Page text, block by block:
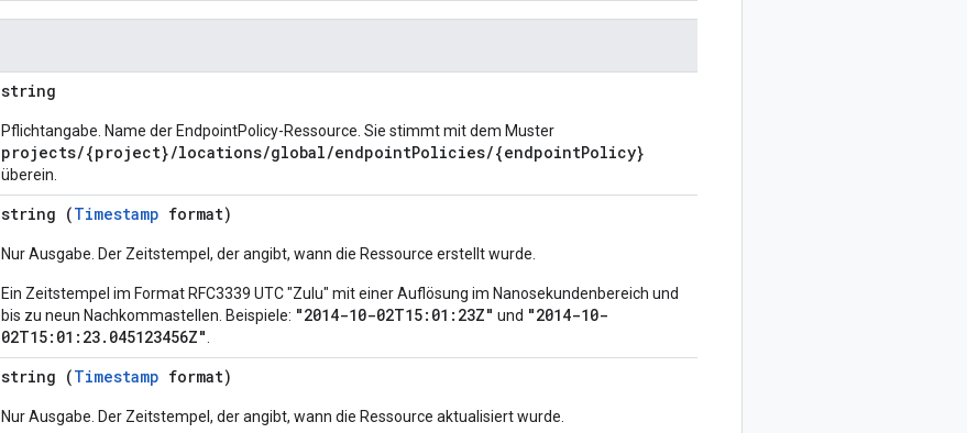
string
Pflichtangabe. Name der EndpointPolicy-Ressource. Sie stimmt mit dem Muster
projects/{project}/locations/global/endpointPolicies/{endpointPolicy}
überein.
string (Timestamp format)
Nur Ausgabe. Der Zeitstempel, der angibt, wann die Ressource erstellt wurde.
Ein Zeitstempel im Format RFC3339 UTC "Zulu" mit einer Auflösung im Nanosekundenbereich und
bis zu neun Nachkommastellen. Beispiele: "2014-10-02T15:01:23Z" und "2014-10-
02T15:01:23.045123456Z"
string (Timestamp format)
Nur Ausgabe. Der Zeitstempel, der angibt, wann die Ressource aktualisiert wurde.